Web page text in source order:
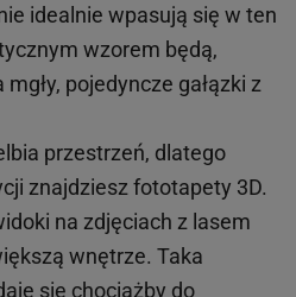
idealnie wpasują się w ten
wzorem będą,
pojedyncze gałązki z
przestrzeń, dlatego
znajdziesz fototapety 3D.
na zdjęciach z lasem
wnętrze. Taka
się chociażby do